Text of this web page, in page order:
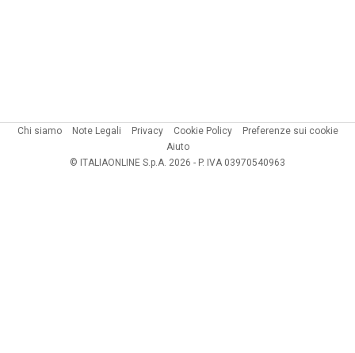
Chi siamo Note Legali Privacy Cookie Policy
Preferenze sui cookie
Aiuto
© ITALIAONLINE S.p.A. 2026 - P. IVA 03970540963